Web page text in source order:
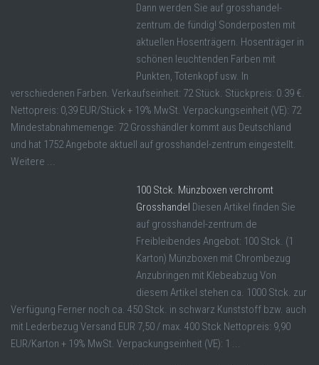
Dann werden Sie auf grosshandel-
zentrum.de fündig! Sonderposten mit
aktuellen Hosenträgern. Hosenträger in
schönen leuchtenden Farben mit
Punkten, Totenkopf usw. In
verschiedenen Farben. Verkaufseinheit: 72 Stück. Stückpreis: 0.39 €.
Nettopreis: 0,39 EUR/Stück + 19% MwSt. Verpackungseinheit (VE): 72
Mindestabnahmemenge: 72 Grosshändler kommt aus Deutschland
und hat 1752 Angebote aktuell auf grosshandel-zentrum eingestellt.
Weitere ...
100 Stck. Münzboxen verchromt
Grosshandel Diesen Artikel finden Sie
auf grosshandel-zentrum.de
Freibleibendes Angebot: 100 Stck. (1
Karton) Münzboxen mit Chrombezug
Anzubringen mit Klebeabzug Von
diesem Artikel stehen ca. 1000 Stck. zur
Verfügung Ferner noch ca. 450 Stck. in schwarz Kunststoff bzw. auch
mit Lederbezug Versand EUR 7,50 / max. 400 Stck Nettopreis: 9,90
EUR/Karton + 19% MwSt. Verpackungseinheit (VE): 1 ...